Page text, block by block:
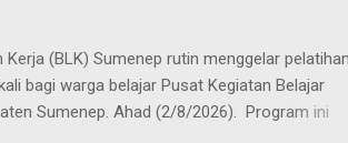
Kerja (BLK) Sumenep rutin menggelar
bagi warga belajar Pusat Kegiatan Belajar
Sumenep. Ahad (2/8/2026). Program ini